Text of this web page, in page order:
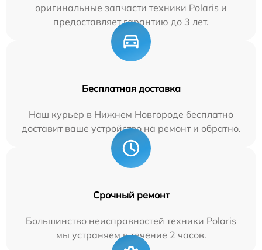
оригинальные запчасти техники Polaris и
предоставляет гарантию до 3 лет.
Бесплатная доставка
Наш курьер в Нижнем Новгороде бесплатно
доставит ваше устройство на ремонт и обратно.
Срочный ремонт
Большинство неисправностей техники Polaris
мы устраняем в течение 2 часов.